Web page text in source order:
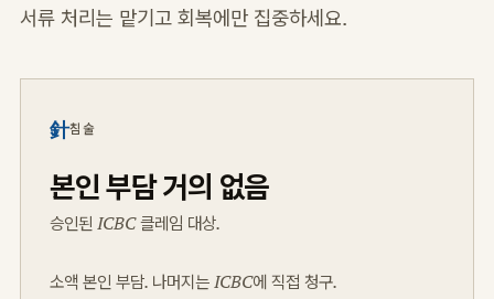
서류 처리는 맡기고 회복에만 집중하세요.
針침술
본인 부담 거의 없음
승인된 ICBC 클레임 대상.
소액 본인 부담. 나머지는 ICBC에 직접 청구.